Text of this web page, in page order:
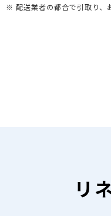
※ 配送業者の都合で引取り、
リ